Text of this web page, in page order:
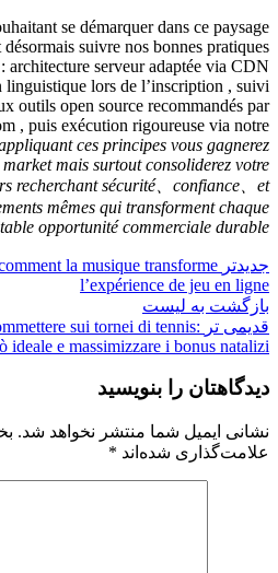
se démarquer dans ce paysage
suivre nos bonnes pratiques
architecture serveur adaptée via CDN
lors de l’inscription , suivi
outils open source recommandés par
, puis exécution rigoureuse via notre
ces principes vous gagnerez
mais surtout consoliderez votre
recherchant sécurité、confiance、et
mêmes qui transforment chaque
opportunité commerciale durable.
جدیدتر la musique transforme
l’expérience de jeu en ligne
بازگشت به لیست
قدیمی تر sui tornei di tennis:
ideale e massimizzare i bonus natalizi
دیدگاهتان را بنویسید
نشانی ایمیل شما منتشر نخواهد شد.
علامت‌گذاری شده‌اند *